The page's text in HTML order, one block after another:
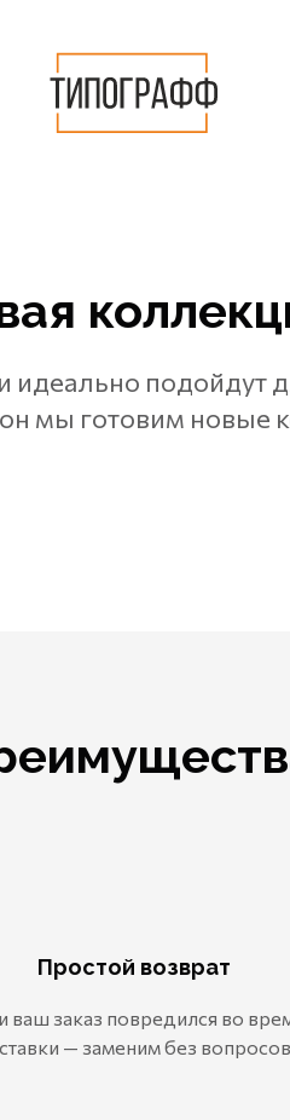
идеально
мы готовим новые
Простой возврат
ваш заказ повредился во
— заменим без